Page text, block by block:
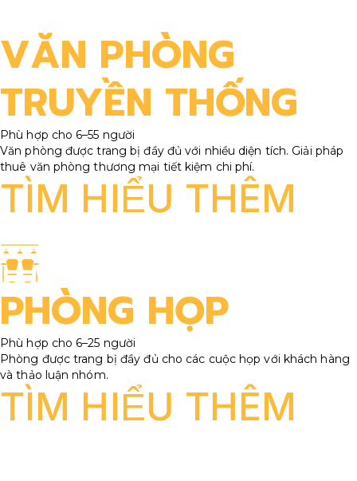
VĂN PHÒNG
TRUYỀN THỐNG
Phù hợp cho 6–55 người
Văn phòng được trang bị đầy đủ với nhiều diện tích. Giải pháp
thuê văn phòng thương mại tiết kiệm chi phí.
TÌM HIỂU THÊM
PHÒNG HỌP​
Phù hợp cho 6–25 người
Phòng được trang bị đầy đủ cho các cuộc họp với khách hàng
và thảo luận nhóm.
TÌM HIỂU THÊM